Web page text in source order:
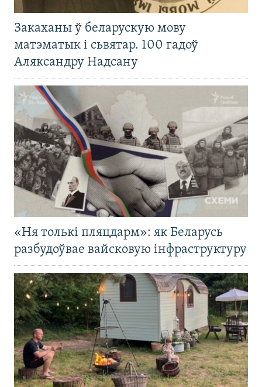
Закаханы ў беларускую мову
матэматык і сьвятар. 100 гадоў
Аляксандру Надсану
«Ня толькі пляцдарм»: як Беларусь
разбудоўвае вайсковую інфраструктуру